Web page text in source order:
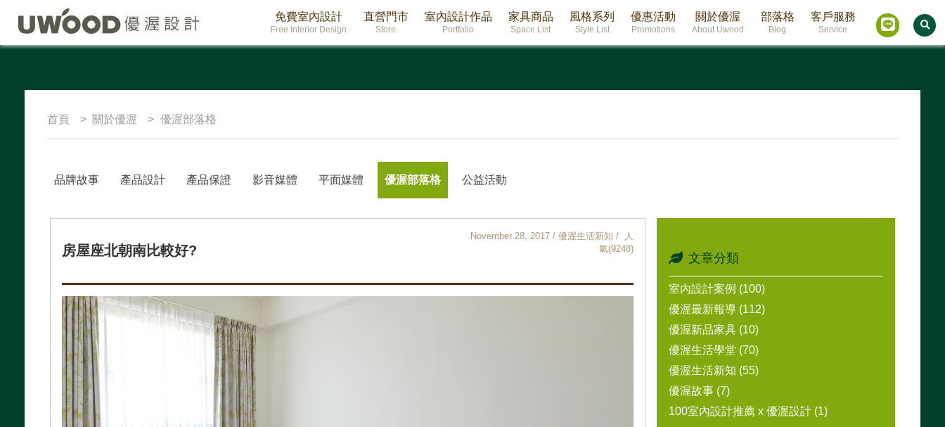
免費室內設計
Free Interior Design
直營門市
Store
室內設計作品
Portfolio
家具商品
Space List
風格系列
Style List
優惠活動
Promotions
關於優渥
About Uwood
部落格
Blog
客戶服務
Service
首頁 關於優渥 優渥部落格
品牌故事 產品設計 產品保證 影音媒體 平面媒體 優渥部落格 公益活動
房屋座北朝南比較好?
November 28, 2017 / 優渥生活新知 / 人
氣(9248)
文章分類
室內設計案例 (100)
優渥最新報導 (112)
優渥新品家具 (10)
優渥生活學堂 (70)
優渥生活新知 (55)
優渥故事 (7)
100室內設計推薦 x 優渥設計 (1)